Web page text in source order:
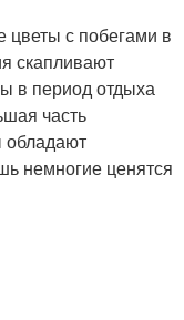
цветы с побегами в
скапливают
в период отдыха
часть
немногие ценятся